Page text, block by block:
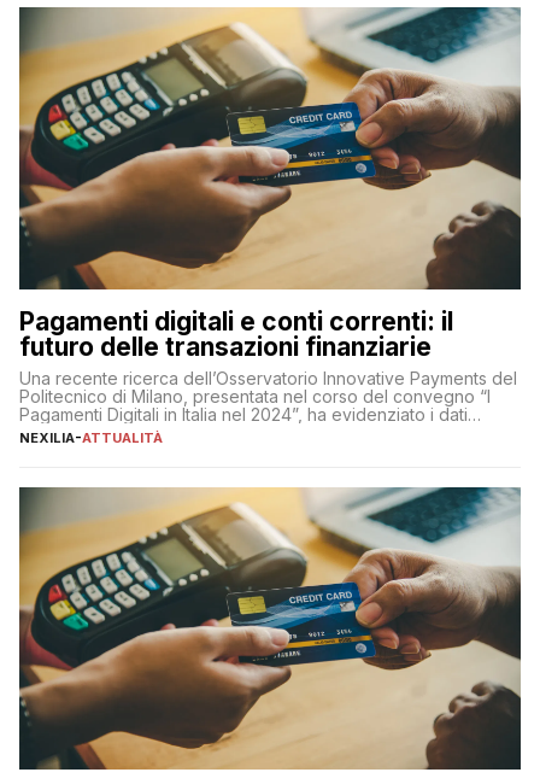
Pagamenti digitali e conti correnti: il
futuro delle transazioni finanziarie
Una recente ricerca dell’Osservatorio Innovative Payments del
Politecnico di Milano, presentata nel corso del convegno “I
Pagamenti Digitali in Italia nel 2024”, ha evidenziato i dati
definitivi del primo semestre 2024 relativamente alle
NEXILIA-ATTUALITÀ